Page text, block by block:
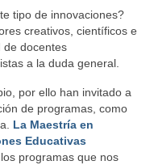
tipo de innovaciones?
creativos, científicos e
de docentes
a la duda general.
por ello han invitado a
de programas, como
La Maestría en
Educativas
programas que nos